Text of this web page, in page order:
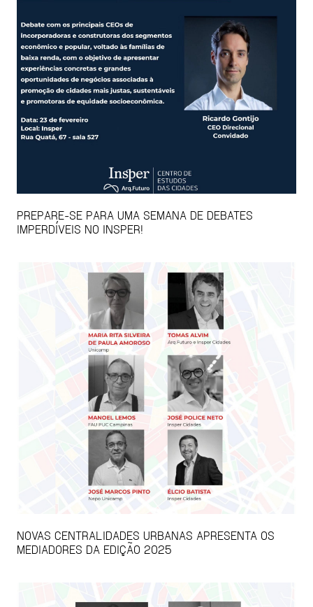
PREPARE-SE PARA UMA SEMANA DE DEBATES
IMPERDÍVEIS NO INSPER!
NOVAS CENTRALIDADES URBANAS APRESENTA OS
MEDIADORES DA EDIÇÃO 2025